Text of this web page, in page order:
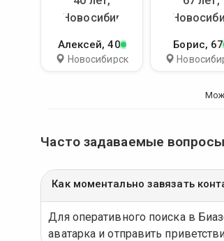
Алексей, 40
Новосибирск
Борис, 67
Часто задаваемые
Как моментально завязать
Для оперативного поиска в
аватарка и отправить